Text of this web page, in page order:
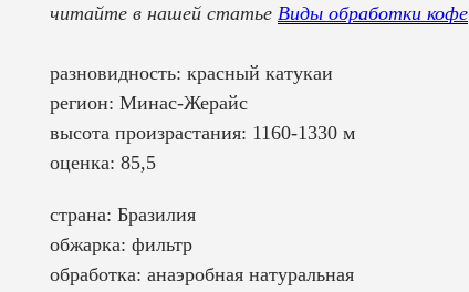
читайте в нашей статье Виды обработки кофе
разновидность: красный катукаи
регион: Минас-Жерайс
высота произрастания: 1160-1330 м
оценка: 85,5
страна: Бразилия
обжарка: фильтр
обработка: анаэробная натуральная